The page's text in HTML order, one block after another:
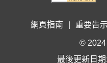
網頁指南 重要告示
© 2024
最後更新日